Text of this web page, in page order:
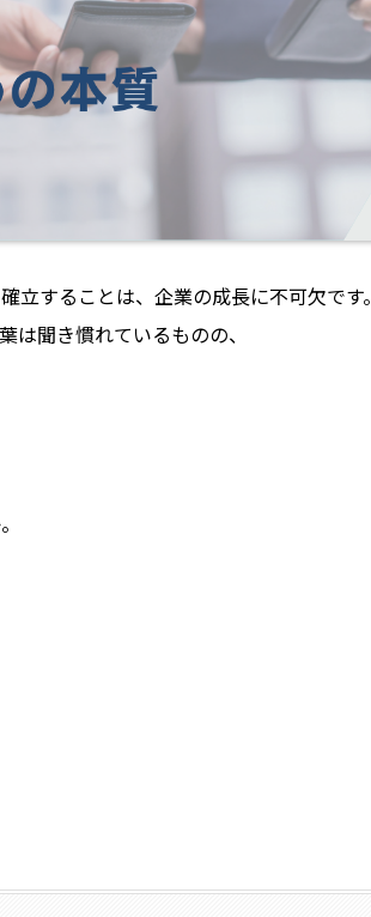
立することは、企業の成長に不可欠です。
は聞き慣れているものの、